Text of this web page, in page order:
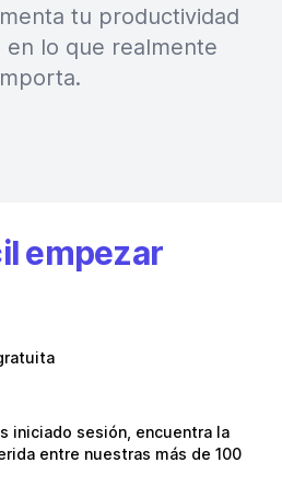
tu productividad
lo que realmente
empezar
iniciado sesión, encuentra la
entre nuestras más de 100